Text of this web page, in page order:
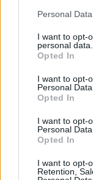
Personal
I want to opt-
personal data.
Opted In
I want to opt-
Personal Data.
Opted In
I want to opt-
Personal
Opted In
I want to opt-
Retention,
abbassa un
prima di
tutto lo
Diversa la
l'inizio di gara
stato
imprecisione
con il